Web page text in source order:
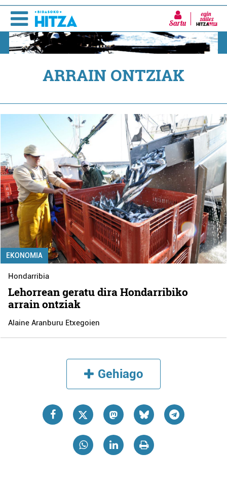
Sartu
ARRAIN ONTZIAK
EKONOMIA
Hondarribia
Lehorrean geratu dira Hondarribiko
arrain ontziak
Alaine Aranburu Etxegoien
Gehiago